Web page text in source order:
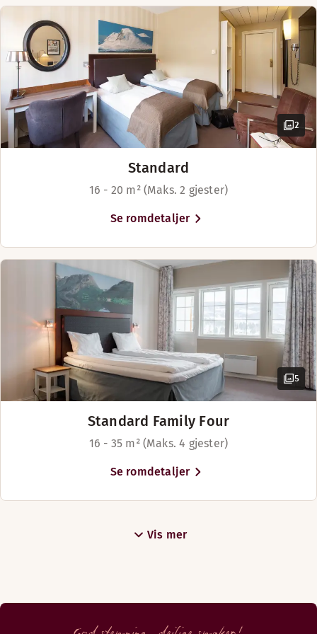
2
Standard
16 - 20 m² (Maks. 2 gjester)
Se romdetaljer
5
Standard Family Four
16 - 35 m² (Maks. 4 gjester)
Se romdetaljer
Vis mer